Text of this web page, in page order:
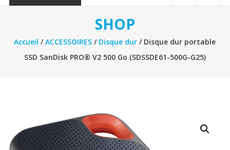
SHOP
Accueil /ACCESSOIRES / Disque dur / Disque dur portable
SSD SanDisk PRO® V2 500 Go (SDSSDE61-500G-G25)